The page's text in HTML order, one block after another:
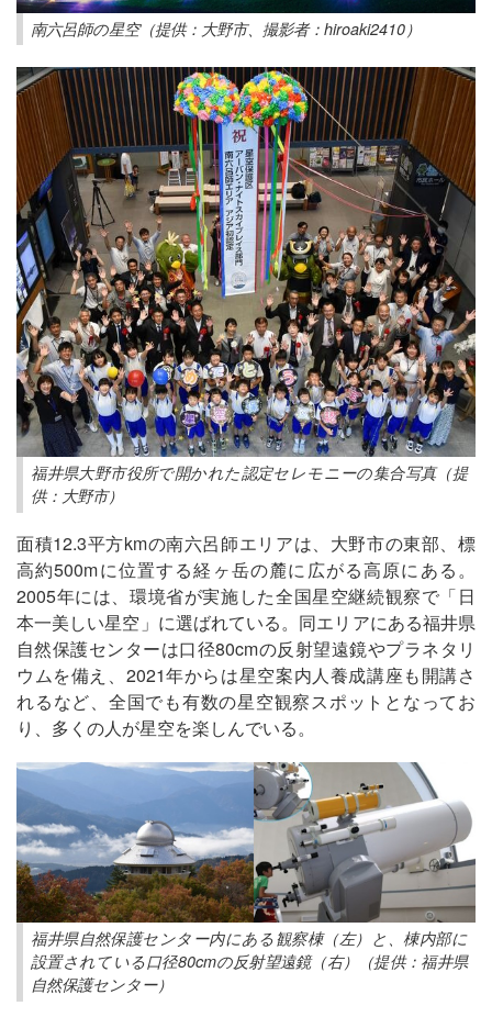
南六呂師の星空（提供：大野市、撮影者：hiroaki2410）
福井県大野市役所で開かれた認定セレモニーの集合写真（提
供：大野市）
面積12.3平方kmの南六呂師エリアは、大野市の東部、標
高約500mに位置する経ヶ岳の麓に広がる高原にある。
2005年には、環境省が実施した全国星空継続観察で「日
本一美しい星空」に選ばれている。同エリアにある福井県
自然保護センターは口径80cmの反射望遠鏡やプラネタリ
ウムを備え、2021年からは星空案内人養成講座も開講さ
れるなど、全国でも有数の星空観察スポットとなってお
り、多くの人が星空を楽しんでいる。
福井県自然保護センター内にある観察棟（左）と、棟内部に
設置されている口径80cmの反射望遠鏡（右）（提供：福井県
自然保護センター）